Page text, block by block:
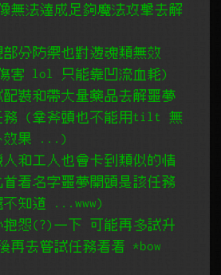
無法達成足夠魔法攻擊去解
分防禦也對遊魂類無效
害 lol 只能靠凹流血耗)
配裝和帶大量藥品去解噩夢
務 (拿斧頭也不能用tilt 無
效果 ...)
人和工人也會卡到類似的情
看名字噩夢開頭是該任務
知道 ...www)
抱怨(?)一下 可能再多試升
再去嘗試任務看看 *bow